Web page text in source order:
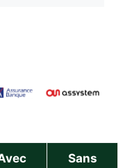
Sans